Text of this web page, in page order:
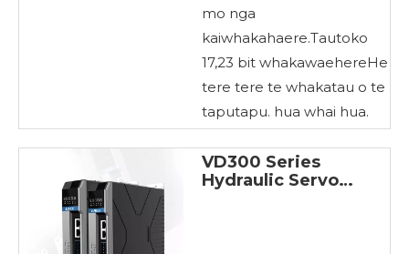
mo nga
kaiwhakahaere.Tautoko
17,23 bit whakawaehereHe
tere tere te whakatau o te
taputapu. hua whai hua.
VD300 Series
Hydraulic Servo